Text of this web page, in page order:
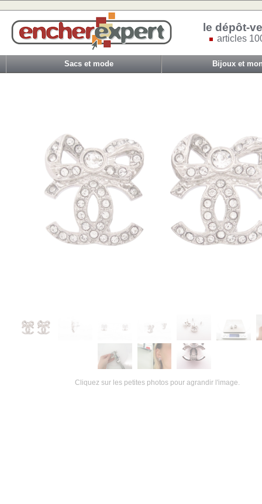
le dépôt-
articles
Sacs et mode Bijoux et
Cliquez sur les petites photos pour agrandir l'image.